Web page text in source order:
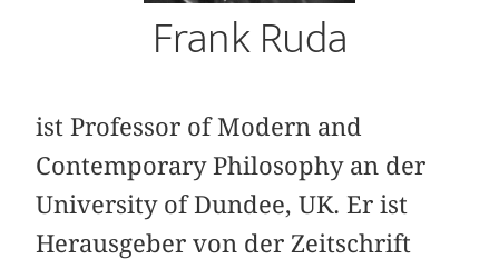
Frank Ruda
ist Professor of Modern and
Contemporary Philosophy an der
University of Dundee, UK. Er ist
Herausgeber von der Zeitschrift